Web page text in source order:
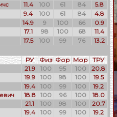
11.4 100 61 84
5.8
9.4 100 61 84
4.8
14.9 9 100 66
0.9
17.1 98 100 68
11.4
17.5 100 99 76 13.2
РУ Физ Фор Мор ТРУ
21.9 100 95 100
20.8
19.9 100 98 100
19.5
19.4 100 99 100
19.2
18.8 100 96 100
18.0
21.1 100 98 100
20.7
19.4 100 99 100
19.2